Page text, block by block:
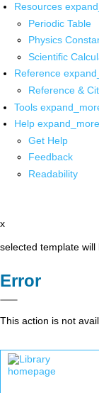
Resources
Periodic Table
Physics
Scientific
Reference
Reference &
Tools
Help expand_more
Get Help
Feedback
Readability
x
selected template will
Error
This action is not